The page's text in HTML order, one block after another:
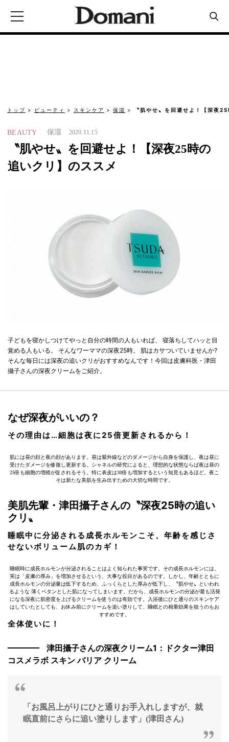
トップ ビューティ スキンケア 保湿 〝肌やせ〟を回避せよ！【深夜
BEAUTY 保湿 2020.11.15
〝肌やせ〟を回避せよ！【深夜25時の
追いクリ】のススメ
子どもを寝かしつけてやっと自分の時間の人もいれば、 寝落ちしてハッと目
覚める人もいる。 そんなワーママの深夜25時。 肌はカサついていませんか?
そんな毎日には深夜の追いクリがおすすめなんです！今回は皮膚科医・津田
攝子さんの深夜クリームをご紹介。
なぜ深夜がいいの？
その理由は…細胞は夜に25倍更新されるから！
肌には昼の顔と夜の顔があります。昼は紫外線などのダメージから自身を保護し、夜は昼に
受けたダメージを修復し更新する。シャネルの研究によると、理想的な状態ならば夜は昼の
25倍も細胞の増殖が促されるそう。特に表皮は30倍も増加するという知見もあるほど。夜こ
そは新たな美肌を生み出すための大切な時間です。
美肌先輩・津田攝子さんの〝深夜25時の追い
クリ〟
睡眠中に分泌される成長ホルモンこそ、年齢を感じさ
せないボリューム肌のカギ！
睡眠時に成長ホルモンが分泌されることはよく知られた事実です。その成長ホルモンには、
実は「皮膚の厚み」を増加させるという、大事な役目があるのです。しかし、年齢とともに
成長ホルモンの分泌量は低下するため、ふっくらとした厚みが低下し、〝肌やせ〟といわれ
るような 薄くペタンとした肌になってしまいます。だから、成長ホルモンの分泌が最も活発
になる深夜に肌密度を上げるクリームを使うのは有効です。入浴後にひと通りのスキンケア
はしていたとしても、お休み前にクリームを追い塗りして、睡眠との相乗効果を狙うのもお
すすめです。
全体使いに！
津田攝子さんの深夜クリーム1：ドクター津田
コスメラボ スキン バリア クリーム
「お風呂上がりにひと通りお手入れしますが、就
眠直前にさらに追い塗りします」(津田さん)